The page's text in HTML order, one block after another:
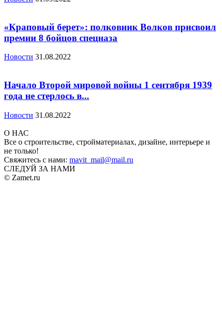
«Краповый берет»: полковник Волков присвоил
премии 8 бойцов спецназа
Новости 31.08.2022
Начало Второй мировой войны 1 сентября 1939
года не стерлось в...
Новости 31.08.2022
О НАС
Все о строительстве, стройматериалах, дизайне, интерьере и
не только!
Свяжитесь с нами: mavit_mail@mail.ru
СЛЕДУЙ ЗА НАМИ
© Zamet.ru